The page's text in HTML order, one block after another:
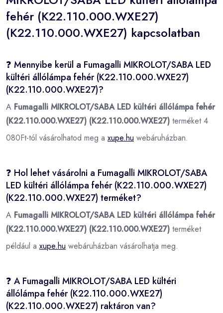
fehér (K22.110.000.WXE27)
(K22.110.000.WXE27) kapcsolatban
❓ Mennyibe kerül a Fumagalli MIKROLOT/SABA LED
kültéri állólámpa fehér (K22.110.000.WXE27)
(K22.110.000.WXE27)?
A Fumagalli MIKROLOT/SABA LED kültéri állólámpa fehér
(K22.110.000.WXE27) (K22.110.000.WXE27) terméket 4
080Ft-tól vásárolhatod meg a xupe.hu webáruházban.
❓ Hol lehet vásárolni a Fumagalli MIKROLOT/SABA
LED kültéri állólámpa fehér (K22.110.000.WXE27)
(K22.110.000.WXE27) terméket?
A Fumagalli MIKROLOT/SABA LED kültéri állólámpa fehér
(K22.110.000.WXE27) (K22.110.000.WXE27) terméket
például a xupe.hu webáruházban vásárolhatja meg.
❓ A Fumagalli MIKROLOT/SABA LED kültéri
állólámpa fehér (K22.110.000.WXE27)
(K22.110.000.WXE27) raktáron van?